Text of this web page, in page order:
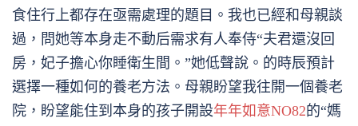
食住行上都存在亟需處理的題目。我也已經和母親談
過，問她等本身走不動后需求有人奉侍“夫君還沒回
房，妃子擔心你睡衛生間。”她低聲說。的時辰預計
選擇一種如何的養老方法。母親盼望我往開一個養老
院，盼望能住到本身的孩子開設年年如意NO82的“媽